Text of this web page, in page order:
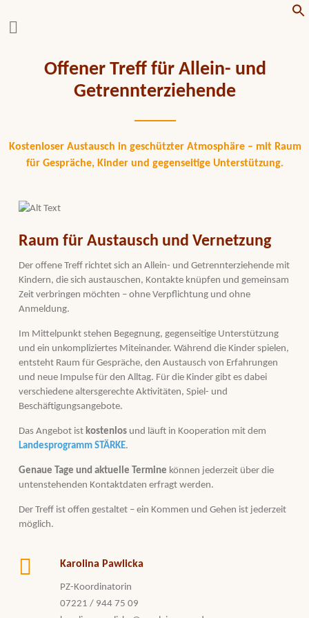
Offener Treff für Allein- und
Getrennterziehende
Kostenloser Austausch in geschützter Atmosphäre – mit Raum
für Gespräche, Kinder und gegenseitige Unterstützung.
Raum für Austausch und Vernetzung
Der offene Treff richtet sich an Allein- und Getrennterziehende mit
Kindern, die sich austauschen, Kontakte knüpfen und gemeinsam
Zeit verbringen möchten – ohne Verpflichtung und ohne
Anmeldung.
Im Mittelpunkt stehen Begegnung, gegenseitige Unterstützung
und ein unkompliziertes Miteinander. Während die Kinder spielen,
entsteht Raum für Gespräche, den Austausch von Erfahrungen
und neue Impulse für den Alltag. Für die Kinder gibt es dabei
verschiedene altersgerechte Aktivitäten, Spiel- und
Beschäftigungsangebote.
Das Angebot ist kostenlos und läuft in Kooperation mit dem
Landesprogramm STÄRKE.
Genaue Tage und aktuelle Termine können jederzeit über die
untenstehenden Kontaktdaten erfragt werden.
Der Treff ist offen gestaltet – ein Kommen und Gehen ist jederzeit
möglich.
Karolina Pawlicka
PZ-Koordinatorin
07221 / 944 75 09